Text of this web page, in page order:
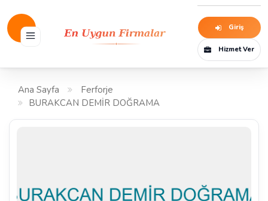
Giriş
Hizmet Ver
Ana Sayfa
Ferforje
BURAKCAN DEMİR DOĞRAMA